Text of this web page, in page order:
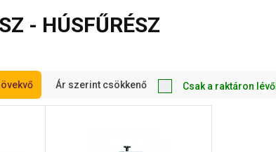
- HÚSFŰRÉSZ
Ár szerint csökkenő Csak a raktáron